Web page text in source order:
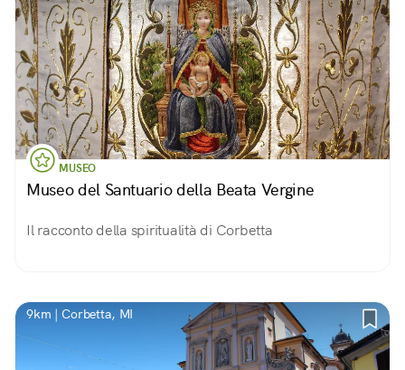
MUSEO
Museo del Santuario della Beata Vergine
Il racconto della spiritualità di Corbetta
9km | Corbetta, MI